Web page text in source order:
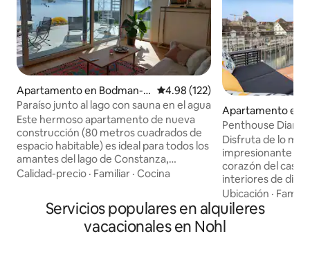
Apartamento en Bodman-L
udwigshafen
Calificación promedio: 4.98 de
4.98 (122)
Paraíso junto al lago con sauna en el agua
Este hermoso apartamento de nueva
construcción (80 metros cuadrados de
espacio habitable) es ideal para todos los
amantes del lago de Constanza,
excursionistas, ciclistas de montaña y
isla de Mainau y Constanza se
encuentran en las inmediaciones.
Calidad-precio · Familiar · Cocina
Apartamento en
asse
Penthouse
| Aire
la azotea
Disfruta de lo
impresionante
corazón del
interiores de
aire
ascensor y una
azotea con vistas
pocos pasos del
Ubicación ·
Servicios populares en alquileres
vacacionales en Nohl